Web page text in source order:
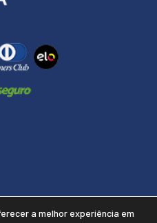
a melhor experiência em